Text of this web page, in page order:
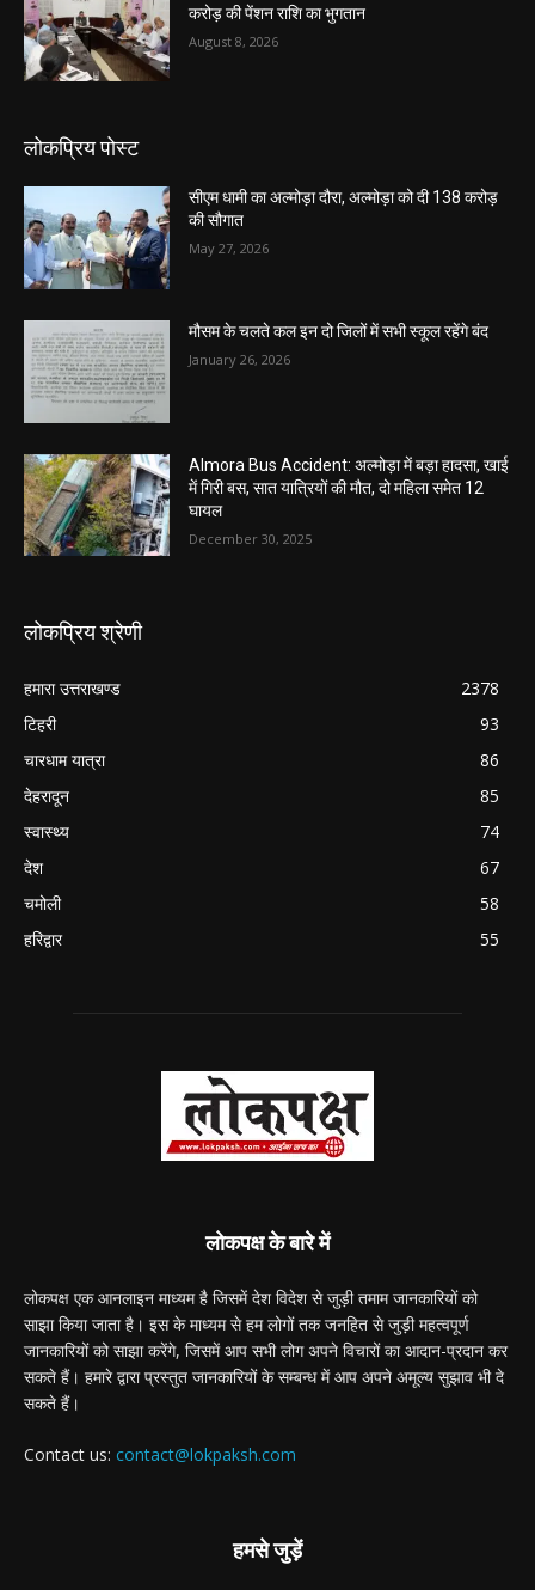
करोड़ की पेंशन राशि का भुगतान
August 8, 2026
लोकप्रिय पोस्ट
सीएम धामी का अल्मोड़ा दौरा, अल्मोड़ा को दी 138 करोड़
की सौगात
May 27, 2026
मौसम के चलते कल इन दो जिलों में सभी स्कूल रहेंगे बंद
January 26, 2026
Almora Bus Accident: अल्मोड़ा में बड़ा हादसा, खाई
में गिरी बस, सात यात्रियों की मौत, दो महिला समेत 12
घायल
December 30, 2025
लोकप्रिय श्रेणी
हमारा उत्तराखण्ड
2378
टिहरी
93
चारधाम यात्रा
86
देहरादून
85
स्वास्थ्य
74
देश
67
चमोली
58
हरिद्वार
55
लोकपक्ष के बारे में
लोकपक्ष एक आनलाइन माध्यम है जिसमें देश विदेश से जुड़ी तमाम जानकारियों को
साझा किया जाता है। इस के माध्यम से हम लोगों तक जनहित से जुड़ी महत्वपूर्ण
जानकारियों को साझा करेंगे, जिसमें आप सभी लोग अपने विचारों का आदान-प्रदान कर
सकते हैं। हमारे द्वारा प्रस्तुत जानकारियों के सम्बन्ध में आप अपने अमूल्य सुझाव भी दे
सकते हैं।
Contact us: contact@lokpaksh.com
हमसे जुड़ें